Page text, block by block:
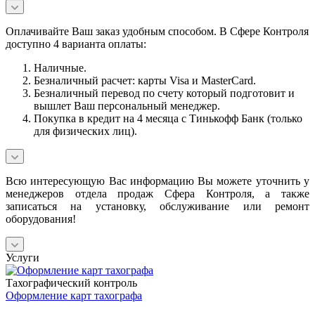
Оплачивайте Ваш заказ удобным способом. В Сфере Контроля
доступно 4 варианта оплаты:
Наличные.
Безналичный расчет: карты Visa и MasterCard.
Безналичный перевод по счету который подготовит и
вышлет Ваш персональный менеджер.
Покупка в кредит на 4 месяца с Тинькофф Банк (только
для физических лиц).
Всю интересующую Вас информацию Вы можете уточнить у
менеджеров отдела продаж Сфера Контроля, а также
записаться на установку, обслуживание или ремонт
оборудования!
Услуги
Тахографический контроль
Оформление карт тахографа